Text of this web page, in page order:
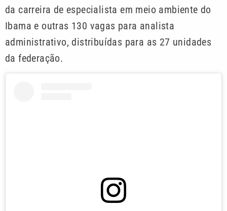
da carreira de especialista em meio ambiente do
Ibama e outras 130 vagas para analista
administrativo, distribuídas para as 27 unidades
da federação.